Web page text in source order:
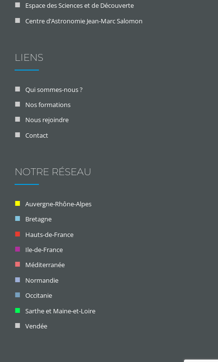
Espace des Sciences et de Découverte
Centre d’Astronomie Jean-Marc Salomon
LIENS
Qui sommes-nous ?
Nos formations
Nous rejoindre
Contact
NOTRE RÉSEAU
Auvergne-Rhône-Alpes
Bretagne
Hauts-de-France
Ile-de-France
Méditerranée
Normandie
Occitanie
Sarthe et Maine-et-Loire
Vendée